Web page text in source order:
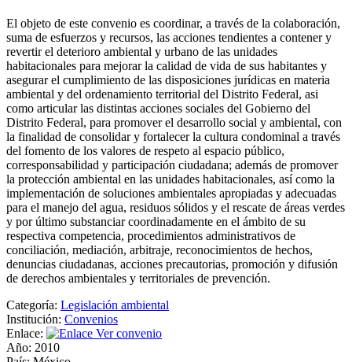
El objeto de este convenio es coordinar, a través de la colaboración,
suma de esfuerzos y recursos, las acciones tendientes a contener y
revertir el deterioro ambiental y urbano de las unidades
habitacionales para mejorar la calidad de vida de sus habitantes y
asegurar el cumplimiento de las disposiciones jurídicas en materia
ambiental y del ordenamiento territorial del Distrito Federal, asi
como articular las distintas acciones sociales del Gobierno del
Distrito Federal, para promover el desarrollo social y ambiental, con
la finalidad de consolidar y fortalecer la cultura condominal a través
del fomento de los valores de respeto al espacio público,
corresponsabilidad y participación ciudadana; además de promover
la protección ambiental en las unidades habitacionales, así como la
implementación de soluciones ambientales apropiadas y adecuadas
para el manejo del agua, residuos sólidos y el rescate de áreas verdes
y por último substanciar coordinadamente en el ámbito de su
respectiva competencia, procedimientos administrativos de
conciliación, mediación, arbitraje, reconocimientos de hechos,
denuncias ciudadanas, acciones precautorias, promoción y difusión
de derechos ambientales y territoriales de prevención.
Categoría: Legislación ambiental
Institución: Convenios
Enlace:
Ver convenio
Año: 2010